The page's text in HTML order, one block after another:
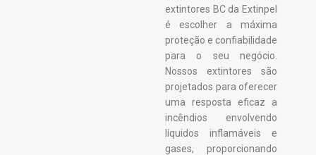
extintores BC da Extinpel
é escolher a máxima
proteção e confiabilidade
para o seu negócio.
Nossos extintores são
projetados para oferecer
uma resposta eficaz a
incêndios envolvendo
líquidos inflamáveis e
gases, proporcionando